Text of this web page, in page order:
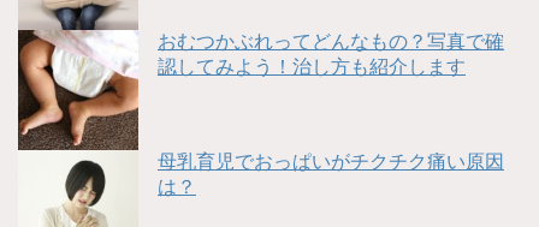
おむつかぶれってどんなもの？写真で確
認してみよう！治し方も紹介します
母乳育児でおっぱいがチクチク痛い原因
は？